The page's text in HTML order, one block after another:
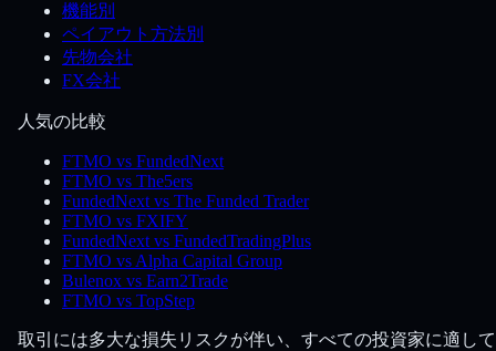
機能別
ペイアウト方法別
先物会社
FX会社
人気の比較
FTMO vs FundedNext
FTMO vs The5ers
FundedNext vs The Funded Trader
FTMO vs FXIFY
FundedNext vs FundedTradingPlus
FTMO vs Alpha Capital Group
Bulenox vs Earn2Trade
FTMO vs TopStep
取引には多大な損失リスクが伴い、すべての投資家に適し